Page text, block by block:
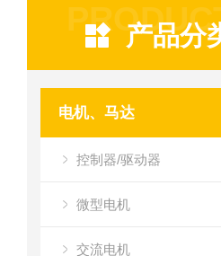
产品分
电机、马达
控制器/驱动器
微型电机
交流电机